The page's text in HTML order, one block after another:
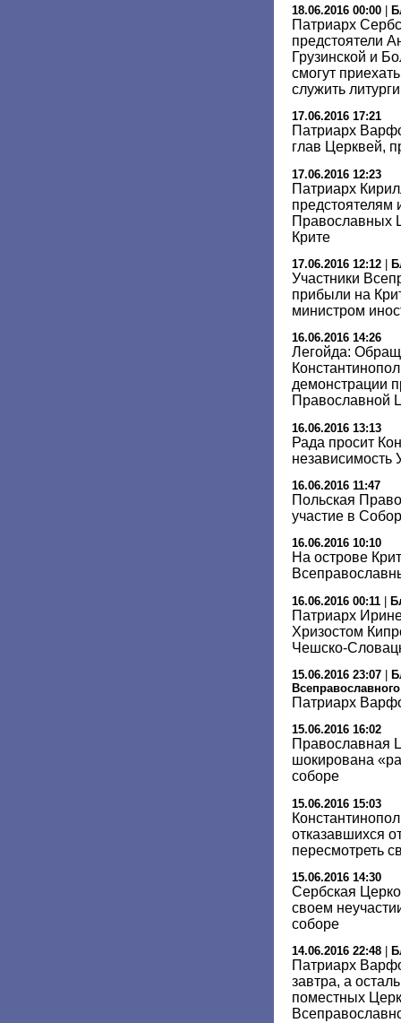
18.06.2016 00:00
Патриарх
предстоятели
Грузинской и
смогут
служить
17.06.2016 17:21
Патриарх
глав Церквей,
17.06.2016 12:23
Патриарх
предстоятелям
Православных
Крите
17.06.2016 12:12
Участники
прибыли на
министром
16.06.2016 14:26
Легойда:
демонстрации
Православной
16.06.2016 13:13
Рада просит
независимость
16.06.2016 11:47
Польская
участие в
16.06.2016 10:10
На острове
16.06.2016 00:11 |
Патриарх
Хризостом
Чешско-
15.06.2016 23:07
Патриарх
15.06.2016 16:02
Православная
шокирована
соборе
15.06.2016 15:03
отказавшихся
пересмотреть
15.06.2016 14:30
Сербская
своем
соборе
14.06.2016 22:48
Патриарх
завтра, а
поместных